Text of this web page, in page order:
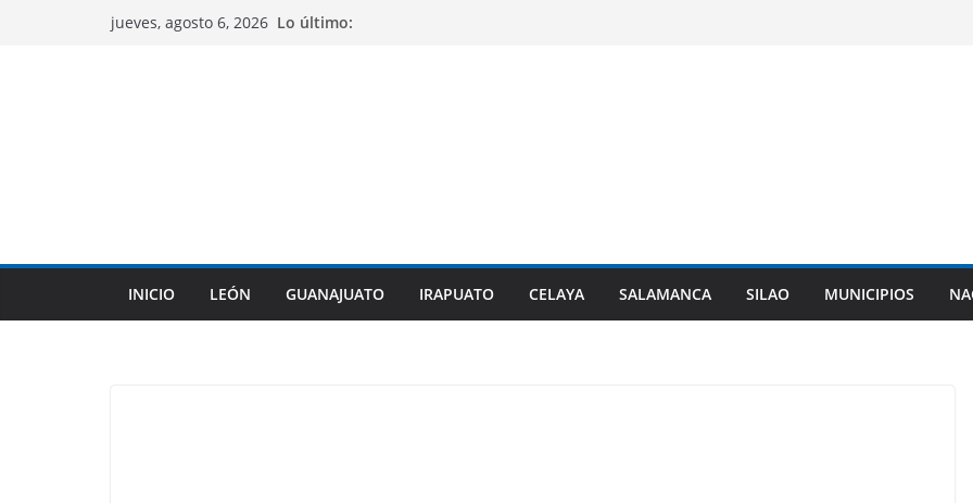
jueves, agosto 6, 2026 Lo último:
INICIO LEÓN GUANAJUATO IRAPUATO CELAYA SALAMANCA SILAO MUNICIPIOS